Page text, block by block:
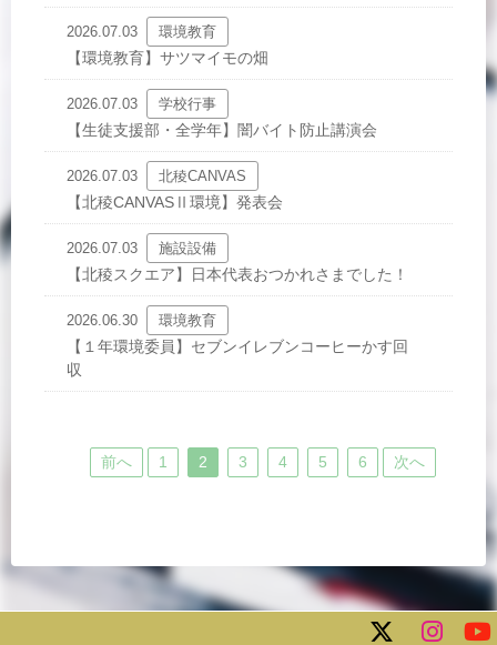
2026.07.03 環境教育
【環境教育】サツマイモの畑
2026.07.03 学校行事
【生徒支援部・全学年】闇バイト防止講演会
2026.07.03 北稜CANVAS
【北稜CANVASⅡ環境】発表会
2026.07.03 施設設備
【北稜スクエア】日本代表おつかれさまでした！
2026.06.30 環境教育
【１年環境委員】セブンイレブンコーヒーかす回
収
前へ 1 2 3 4 5 6 次へ